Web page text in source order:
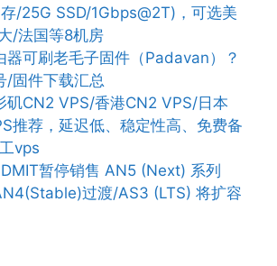
/25G SSD/1Gbps@2T)，可选美
/法国等8机房
器可刷老毛子固件（Padavan）？
/固件下载汇总
矶CN2 VPS/香港CN2 VPS/日本
推荐，延迟低、稳定性高、免费备
vps
暂停销售 AN5 (Next) 系列
过渡/AS3 (LTS) 将扩容